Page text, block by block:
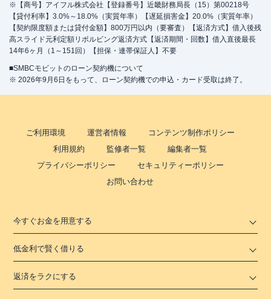
※【商号】アイフル株式会社【登録番号】近畿財務局長（15）第00218号
【貸付利率】3.0%～18.0%（実質年率）【遅延損害金】20.0%（実質年率）
【契約限度額または貸付金額】800万円以内（要審査）【返済方式】借入後残
高スライド元利定額リボルビング返済方式【返済期間・回数】借入直後最長
14年6ヶ月（1～151回）【担保・連帯保証人】不要
■SMBCモビットのローン契約機について
※ 2026年9月6日をもって、ローン契約機での申込・カード受取は終了。
ご利用環境 運営者情報
コンテンツ制作ポリシー
利用規約
監修者一覧
編集者一覧
プライバシーポリシー
セキュリティーポリシー
お問い合わせ
今すぐお金を用意する
低金利で賢く借りる
返済をラクにする